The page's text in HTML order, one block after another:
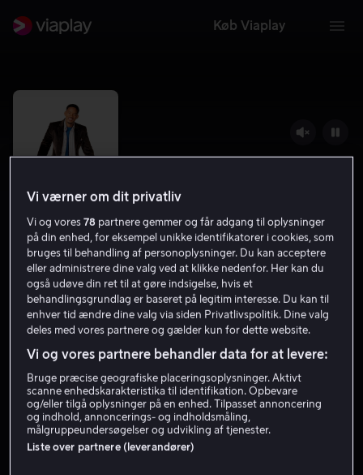
Køb Viaplay
Hitch
6.6 Komedie Romantik 2005
1 t. 53 min
11 år
HD
Få Viaplay
Se trailer
Vi værner om dit privatliv
Vi og vores78 partnere gemmer og får adgang til oplysninger
på din enhed, for eksempel unikke identifikatorer i cookies, som
bruges til behandling af personoplysninger. Du kan acceptere
eller administrere dine valg ved at klikke nedenfor. Her kan du
også udøve din ret til at gøre indsigelse, hvis et
behandlingsgrundlag er baseret på legitim interesse. Du kan til
enhver tid ændre dine valg via siden Privatlivspolitik. Dine valg
deles med vores partnere og gælder kun for dette website.
Vi og vores partnere behandler data for at levere:
Bruge præcise geografiske placeringsoplysninger. Aktivt
scanne enhedskarakteristika til identifikation. Opbevare
og/eller tilgå oplysninger på en enhed. Tilpasset annoncering
og indhold, annoncerings- og indholdsmåling,
målgruppeundersøgelser og udvikling af tjenester.
Liste over partnere (leverandører)